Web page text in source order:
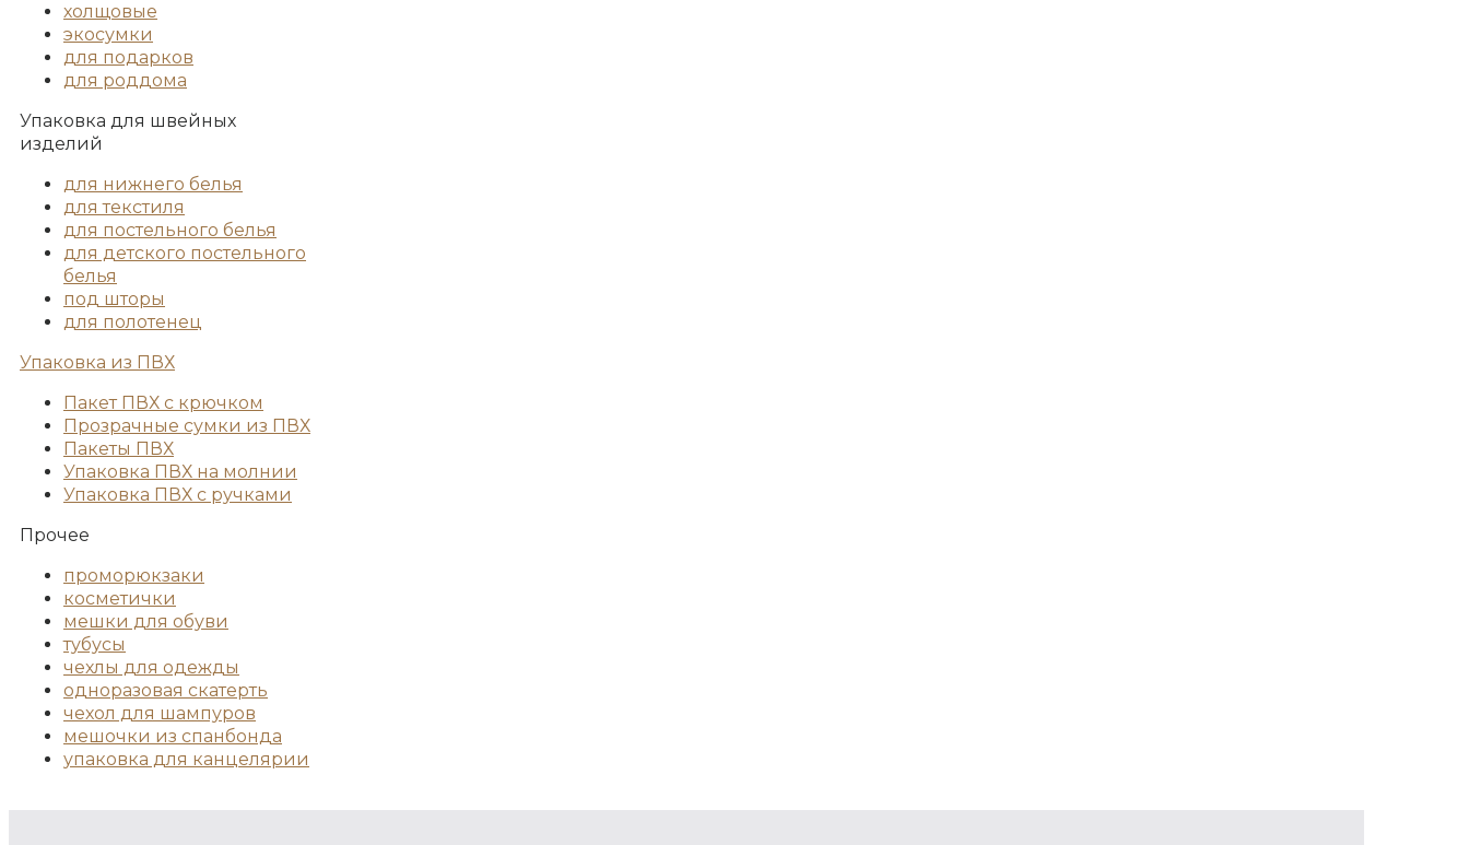
холщовые
экосумки
для подарков
для роддома
Упаковка для швейных
изделий
для нижнего белья
для текстиля
для постельного белья
для детского постельного
белья
под шторы
для полотенец
Упаковка из ПВХ
Пакет ПВХ с крючком
Прозрачные сумки из ПВХ
Пакеты ПВХ
Упаковка ПВХ на молнии
Упаковка ПВХ с ручками
Прочее
проморюкзаки
косметички
мешки для обуви
тубусы
чехлы для одежды
одноразовая скатерть
чехол для шампуров
мешочки из спанбонда
упаковка для канцелярии